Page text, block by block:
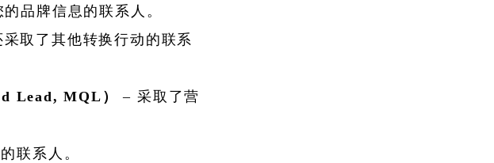
品牌信息的联系人。
取了其他转换行动的联系
Lead, MQL）– 采取了营
联系人。